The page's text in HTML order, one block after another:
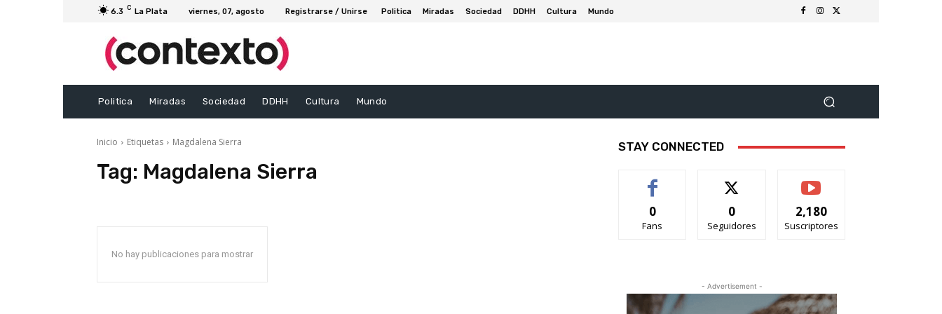
6.3 C La Plata viernes, 07, agosto Registrarse / Unirse Politica Miradas Sociedad DDHH Cultura Mundo
Politica Miradas Sociedad DDHH Cultura Mundo
Inicio Etiquetas Magdalena Sierra
Tag: Magdalena Sierra
No hay publicaciones para mostrar
STAY CONNECTED
0
Fans
0
Seguidores
2,180
Suscriptores
- Advertisement -